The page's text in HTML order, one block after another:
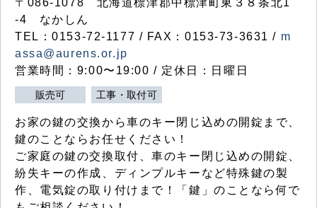
〒086-1078 北海道標津郡中標津町東３８条北1
-4 なかしん
TEL：0153-72-1177 / FAX：0153-73-3631 / m
assa@aurens.or.jp
営業時間：9:00〜19:00 / 定休日：日曜日
販売可 工事・取付可
お家の鍵の交換から車のキー閉じ込めの開錠まで、
鍵のことならお任せください！
ご家庭の鍵の交換取付、車のキー閉じ込めの開錠、
紛失キーの作成、ディンプルキーなど特殊鍵の製
作、電気錠の取り付けまで！「鍵」のことなら何で